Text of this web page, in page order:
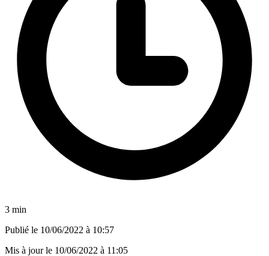
3 min
Publié le 10/06/2022 à 10:57
Mis à jour le 10/06/2022 à 11:05